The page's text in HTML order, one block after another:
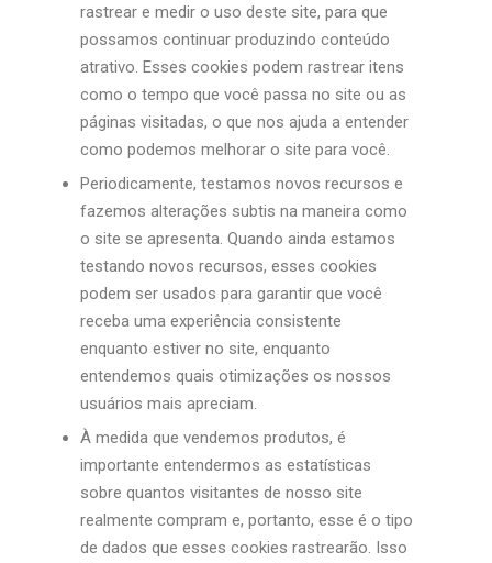
rastrear e medir o uso deste site, para que
possamos continuar produzindo conteúdo
atrativo. Esses cookies podem rastrear itens
como o tempo que você passa no site ou as
páginas visitadas, o que nos ajuda a entender
como podemos melhorar o site para você.
Periodicamente, testamos novos recursos e
fazemos alterações subtis na maneira como
o site se apresenta. Quando ainda estamos
testando novos recursos, esses cookies
podem ser usados ​​para garantir que você
receba uma experiência consistente
enquanto estiver no site, enquanto
entendemos quais otimizações os nossos
usuários mais apreciam.
À medida que vendemos produtos, é
importante entendermos as estatísticas
sobre quantos visitantes de nosso site
realmente compram e, portanto, esse é o tipo
de dados que esses cookies rastrearão. Isso